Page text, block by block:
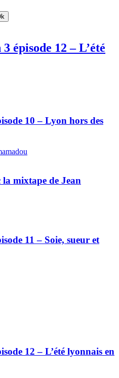
épisode 12 – L’été
10 – Lyon hors des
la mixtape de Jean
11 – Soie, sueur et
12 – L’été lyonnais en